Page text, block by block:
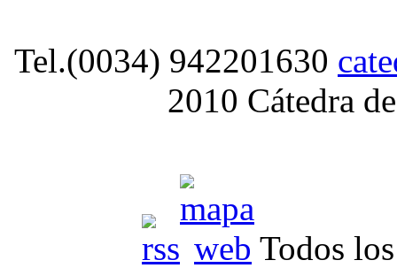
Tel.(0034) 942201630
2010 Cátedra
Todos